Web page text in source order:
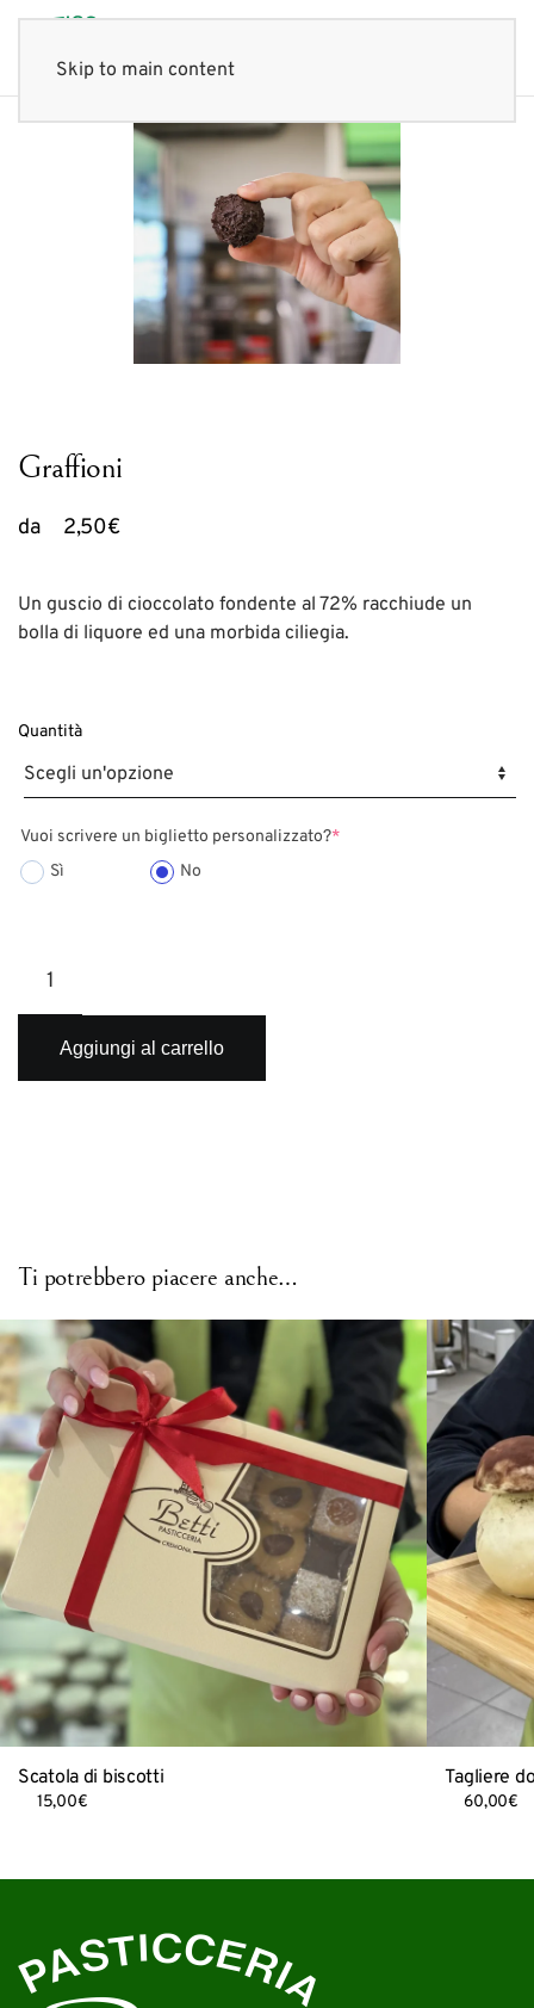
Skip to main content
Graffioni
da 2,50€
Un guscio di cioccolato fondente al 72% racchiude un
bolla di liquore ed una morbida ciliegia.
Quantità
Vuoi scrivere un biglietto personalizzato?*
Sì
No
quantità
Aggiungi al carrello
Ti potrebbero piacere anche…
Scatola di biscotti
15,00€
Tagliere
60,00€